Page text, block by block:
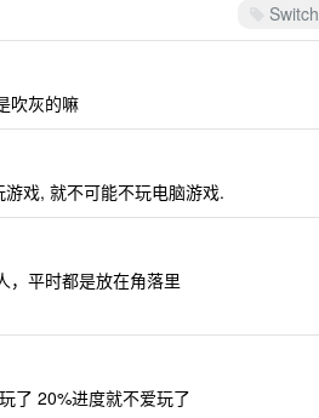
Switch
吹灰的嘛
戏, 就不可能不玩电脑游戏.
，平时都是放在角落里
了 20%进度就不爱玩了